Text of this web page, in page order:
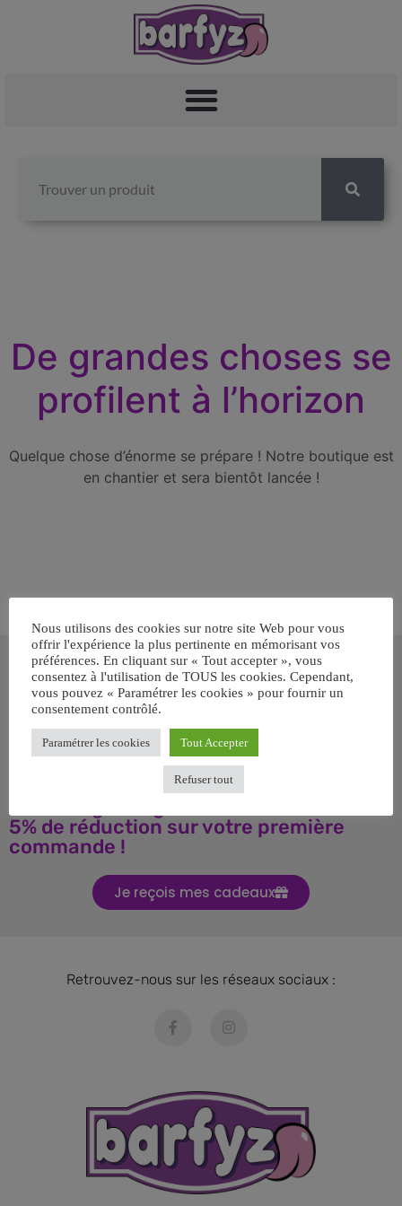
De grandes choses se
profilent à l’horizon
Quelque chose d’énorme se prépare ! Notre boutique est
en chantier et sera bientôt lancée !
Inscrivez-vous gratuitement pour
recevoir votre guide BARF gratuit !
Vous voulez savoir comment bien nourrir votre chien ou chat
avec le BARF ? Inscrivez-vous pour recevoir
GRATUIT SUR LE BARF EN PDF immédiatement
5% de réduction sur votre première
commande !
Je reçois mes cadeaux
Retrouvez-nous sur les réseaux sociaux :
Nous utilisons des cookies sur notre site Web pour vous
offrir l'expérience la plus pertinente en mémorisant vos
préférences. En cliquant sur « Tout accepter », vous
consentez à l'utilisation de TOUS les cookies. Cependant,
vous pouvez « Paramétrer les cookies » pour fournir un
consentement contrôlé.
Paramétrer les cookies Tout Accepter
Refuser tout